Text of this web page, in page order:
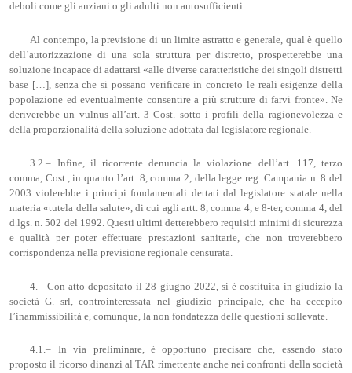
deboli come gli anziani o gli adulti non autosufficienti.
Al contempo, la previsione di un limite astratto e generale, qual è quello
dell’autorizzazione di una sola struttura per distretto, prospetterebbe una
soluzione incapace di adattarsi «alle diverse caratteristiche dei singoli distretti
base […], senza che si possano verificare in concreto le reali esigenze della
popolazione ed eventualmente consentire a più strutture di farvi fronte». Ne
deriverebbe un vulnus all’art. 3 Cost. sotto i profili della ragionevolezza e
della proporzionalità della soluzione adottata dal legislatore regionale.
3.2.– Infine, il ricorrente denuncia la violazione dell’art. 117, terzo
comma, Cost., in quanto l’art. 8, comma 2, della legge reg. Campania n. 8 del
2003 violerebbe i principi fondamentali dettati dal legislatore statale nella
materia «tutela della salute», di cui agli artt. 8, comma 4, e 8-ter, comma 4, del
d.lgs. n. 502 del 1992. Questi ultimi detterebbero requisiti minimi di sicurezza
e qualità per poter effettuare prestazioni sanitarie, che non troverebbero
corrispondenza nella previsione regionale censurata.
4.– Con atto depositato il 28 giugno 2022, si è costituita in giudizio la
società G. srl, controinteressata nel giudizio principale, che ha eccepito
l’inammissibilità e, comunque, la non fondatezza delle questioni sollevate.
4.1.– In via preliminare, è opportuno precisare che, essendo stato
proposto il ricorso dinanzi al TAR rimettente anche nei confronti della società